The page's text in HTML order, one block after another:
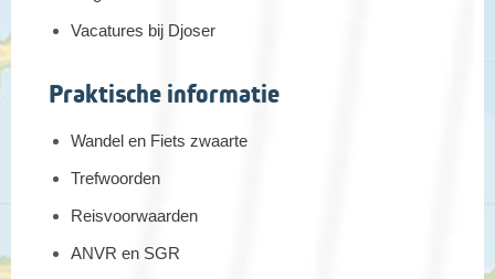
Vacatures bij Djoser
Praktische informatie
Wandel en Fiets zwaarte
Trefwoorden
Reisvoorwaarden
ANVR en SGR